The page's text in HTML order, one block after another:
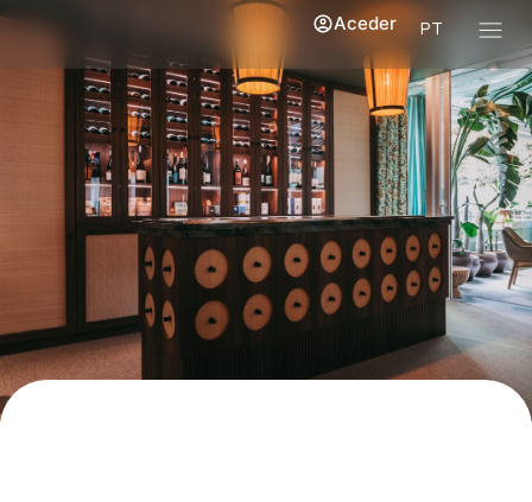
PT
Aceder